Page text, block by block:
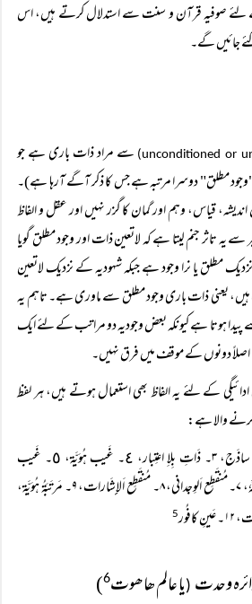
لئے صوفیہ قرآن و سنت سے استدلال کرتے ہیں، اس
جائیں گے۔
سے مراد ذات باری ہے جو
مطلق" دوسرا مرتبہ ہے جس کا ذکر آگے آرہا ہے)۔
قیاس، وہم اور گمان کا گزر نہیں اور عقل و الفاظ
یہ تاثر جنم لیتا ہے کہ لاتعین ذات اور وجود مطلق گویا
مطلق یا نرا وجود ہے جبکہ شہودیہ کے نزدیک لاتعین
یعنی ذات باری وجود مطلق سے ماوری ہے۔ تاہم یہ
ہوتا ہے کیونکہ بعض وجودیہ دو مراتب کے لئے ایک
اصلاً دونوں کے موقف میں فرق نہیں۔
کے لئے یہ الفاظ بھی استعمال ہوتے ہیں، ہر لفظ
والا ہے:
۱۔ ذاتِ بَحت، ۲۔ ذَاتِ ساذَج، ۳۔ ذَاتِ بِلاِ اعتِبار، ٤۔ غَیب ہُوَیَّة، ٥۔ غَیب
الغُیُوب، ٦۔ الغَیب المَسْکُوت عَنْهٗ، ۷۔ مُنقَطِع اَلوِجدانی، ۸۔ مُنقَطِع اَلإِشَارات، ۹۔ مَرتَبَةُ ہُوَیَّة،
5
وحدت (یا عالم ھاھوت6
)